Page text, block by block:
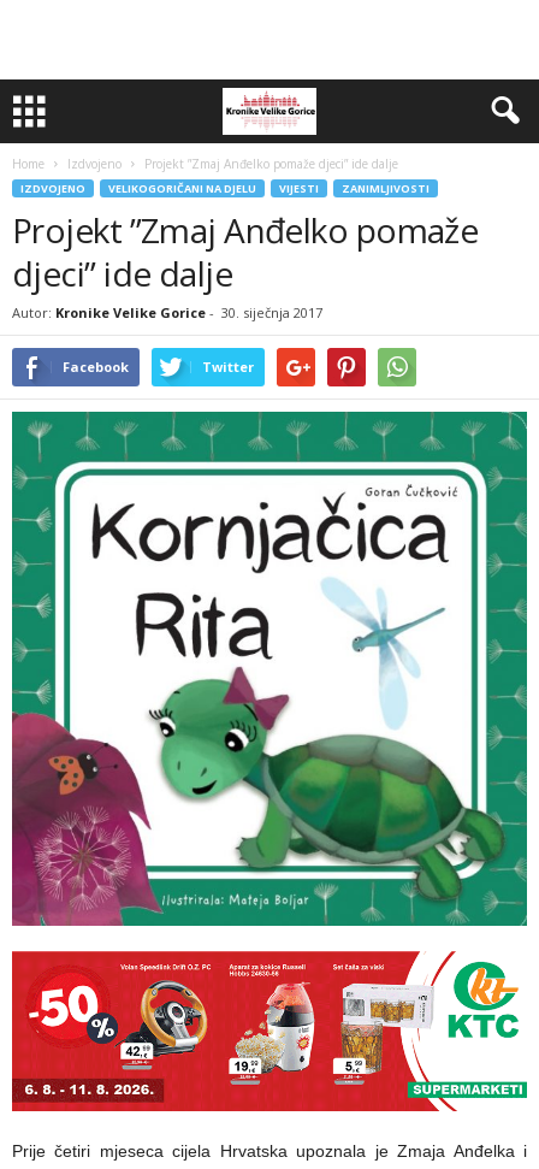
Home Izdvojeno Projekt ”Zmaj Anđelko pomaže djeci” ide dalje
IZDVOJENO VELIKOGORIČANI NA DJELU VIJESTI ZANIMLJIVOSTI
Projekt ”Zmaj Anđelko pomaže
djeci” ide dalje
Autor: Kronike Velike Gorice - 30. siječnja 2017
Facebook Twitter
Prije četiri mjeseca cijela Hrvatska upoznala je Zmaja Anđelka i